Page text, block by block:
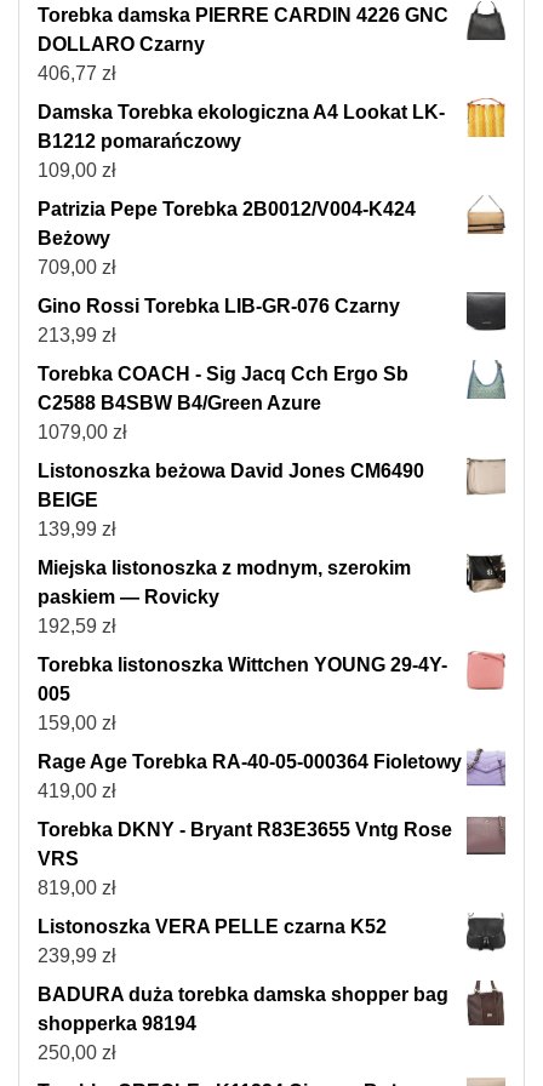
Torebka damska PIERRE CARDIN 4226 GNC
DOLLARO Czarny
406,77 zł
Damska Torebka ekologiczna A4 Lookat LK-
B1212 pomarańczowy
109,00 zł
Patrizia Pepe Torebka 2B0012/V004-K424
Beżowy
709,00 zł
Gino Rossi Torebka LIB-GR-076 Czarny
213,99 zł
Torebka COACH - Sig Jacq Cch Ergo Sb
C2588 B4SBW B4/Green Azure
1079,00 zł
Listonoszka beżowa David Jones CM6490
BEIGE
139,99 zł
Miejska listonoszka z modnym, szerokim
paskiem — Rovicky
192,59 zł
Torebka listonoszka Wittchen YOUNG 29-4Y-
005
159,00 zł
Rage Age Torebka RA-40-05-000364 Fioletowy
419,00 zł
Torebka DKNY - Bryant R83E3655 Vntg Rose
VRS
819,00 zł
Listonoszka VERA PELLE czarna K52
239,99 zł
BADURA duża torebka damska shopper bag
shopperka 98194
250,00 zł